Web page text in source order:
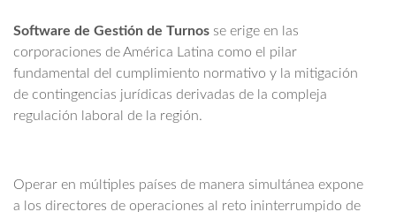
Software de Gestión de Turnos se erige en las
corporaciones de América Latina como el pilar
fundamental del cumplimiento normativo y la mitigación
de contingencias jurídicas derivadas de la compleja
regulación laboral de la región.
Operar en múltiples países de manera simultánea expone
a los directores de operaciones al reto ininterrumpido de